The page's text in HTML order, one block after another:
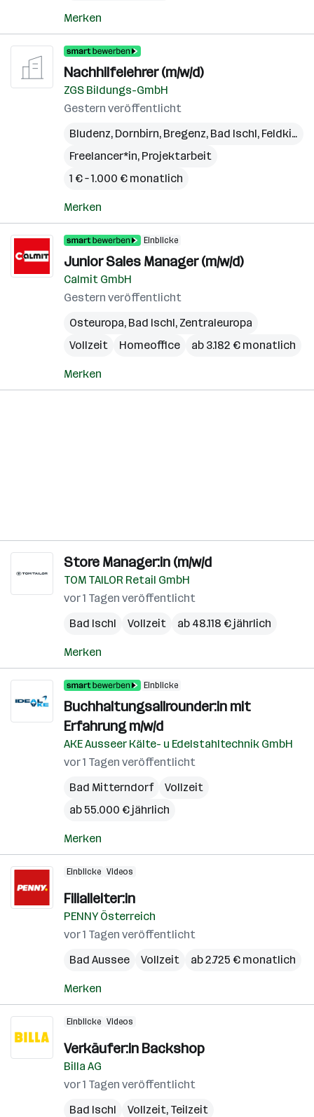
Merken
Nachhilfelehrer (m/w/d)
ZGS Bildungs-GmbH
Gestern veröffentlicht
Bludenz, Dornbirn, Bregenz, Bad Ischl, Feldkirch
Freelancer*in, Projektarbeit
1 € – 1.000 € monatlich
Merken
Einblicke
Junior Sales Manager (m/w/d)
Calmit GmbH
Gestern veröffentlicht
Osteuropa, Bad Ischl, Zentraleuropa
Vollzeit
Homeoffice ab 3.182 € monatlich
Merken
Store Manager:in (m/w/d
TOM TAILOR Retail GmbH
vor 1 Tagen veröffentlicht
Bad Ischl
Vollzeit ab 48.118 € jährlich
Merken
Einblicke
Buchhaltungsallrounder:in mit
Erfahrung m/w/d
AKE Ausseer Kälte- u Edelstahltechnik GmbH
vor 1 Tagen veröffentlicht
Bad Mitterndorf
Vollzeit
ab 55.000 € jährlich
Merken
Einblicke Videos
Filialleiter:in
PENNY Österreich
vor 1 Tagen veröffentlicht
Bad Aussee
Vollzeit ab 2.725 € monatlich
Merken
Einblicke Videos
Verkäufer:in Backshop
Billa AG
vor 1 Tagen veröffentlicht
Bad Ischl
Vollzeit, Teilzeit